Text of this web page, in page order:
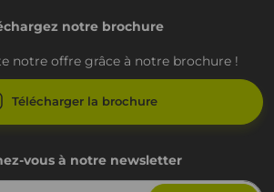
notre brochure
notre offre grâce à notre brochure !
Télécharger la brochure
vous à notre newsletter